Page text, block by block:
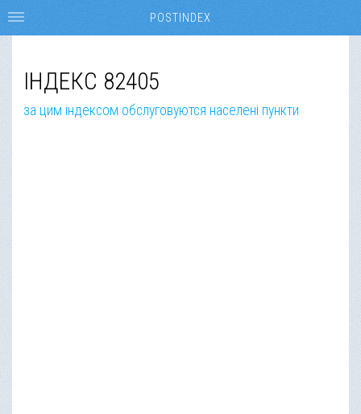
ІНДЕКС 82405
за цим індексом обслуговуются населені пункти
POSTINDEX